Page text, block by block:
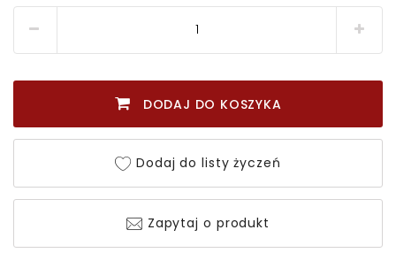
DODAJ DO KOSZYKA
Dodaj do listy życzeń
Zapytaj o produkt